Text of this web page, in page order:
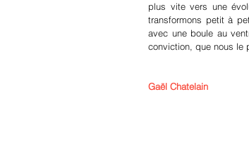
plus vite vers une
transformons petit à
avec une boule au
conviction, que nous le
Gaël Chatelain